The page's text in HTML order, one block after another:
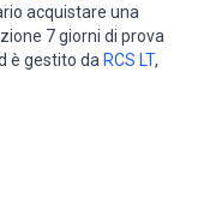
acquistare una
7 giorni di prova
è gestito da RCS LT,